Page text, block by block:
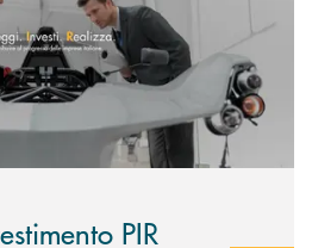
PIR